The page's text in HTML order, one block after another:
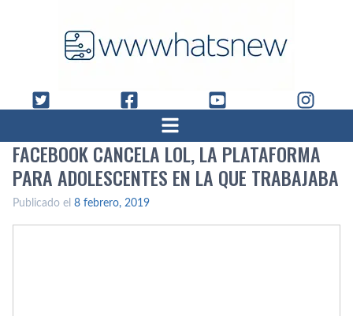
FACEBOOK CANCELA LOL, LA PLATAFORMA
PARA ADOLESCENTES EN LA QUE TRABAJABA
Publicado el 8 febrero, 2019